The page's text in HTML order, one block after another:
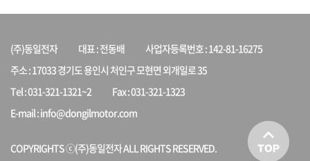
(주)동일전자 대표 : 전동배
사업자등록번호 : 142-81-16275
주소 : 17033 경기도 용인시 처인구 모현면 외개일로 35
Tel : 031-321-1321~2
Fax : 031-321-1323
E-mail : info@dongilmotor.com
COPYRIGHTS ⓒ(주)동일전자 ALL RIGHTS RESERVED.